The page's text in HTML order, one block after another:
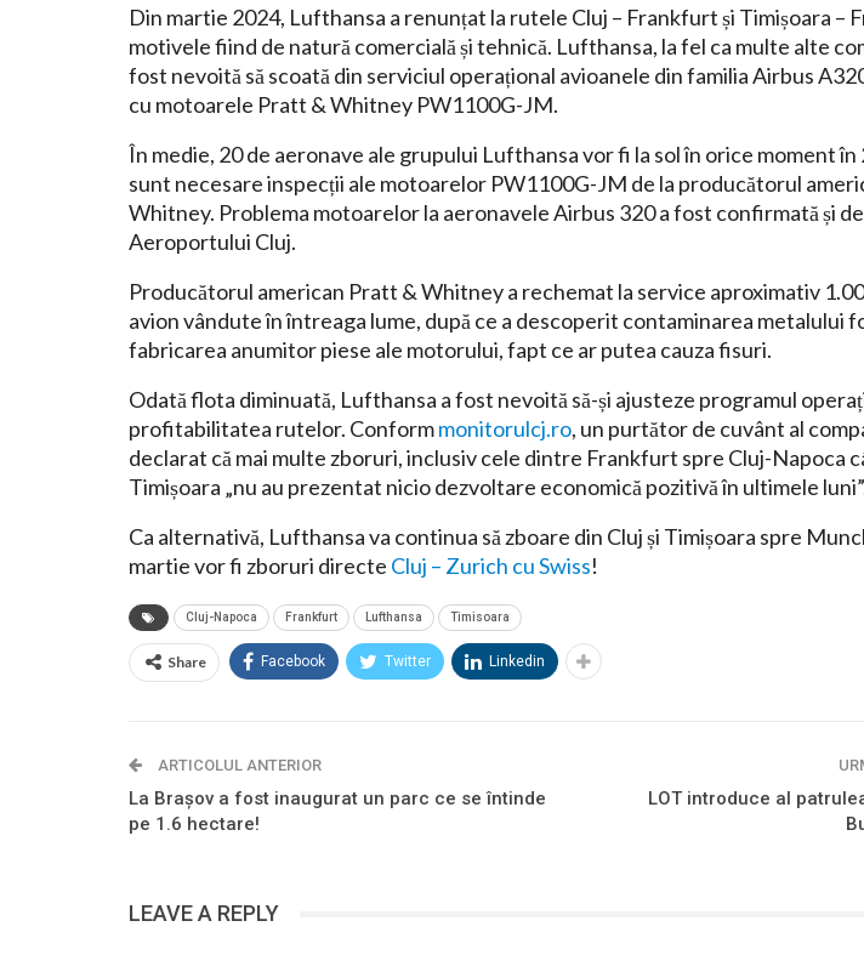
Din martie 2024, Lufthansa a renunțat la rutele Cluj – Frankfurt și Timișoara –
motivele fiind de natură comercială și tehnică. Lufthansa, la fel ca multe alte
fost nevoită să scoată din serviciul operațional avioanele din familia Airbus
cu motoarele Pratt & Whitney PW1100G-JM.
În medie, 20 de aeronave ale grupului Lufthansa vor fi la sol în orice moment
sunt necesare inspecții ale motoarelor PW1100G-JM de la producătorul
Whitney. Problema motoarelor la aeronavele Airbus 320 a fost confirmată și
Aeroportului Cluj.
Producătorul american Pratt & Whitney a rechemat la service aproximativ
avion vândute în întreaga lume, după ce a descoperit contaminarea metalului
fabricarea anumitor piese ale motorului, fapt ce ar putea cauza fisuri.
Odată flota diminuată, Lufthansa a fost nevoită să-și ajusteze programul
profitabilitatea rutelor. Conformmonitorulcj.ro, un purtător de cuvânt al
declarat că mai multe zboruri, inclusiv cele dintre Frankfurt spre Cluj-Napoca
Timișoara „nu au prezentat nicio dezvoltare economică pozitivă în ultimele
Ca alternativă, Lufthansa va continua să zboare din Cluj și Timișoara spre
martie vor fi zboruri directe Cluj – Zurich cu Swiss!
Cluj-Napoca Frankfurt Lufthansa Timisoara
Share Facebook Twitter Linkedin
ARTICOLUL ANTERIOR
La Brașov a fost inaugurat un parc ce se întinde
pe 1.6 hectare!
LOT introduce al
LEAVE A REPLY